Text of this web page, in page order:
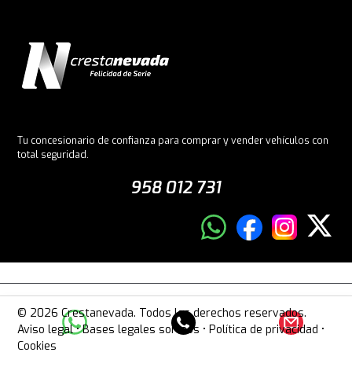
Tu concesionario de confianza para comprar y vender vehículos con
total seguridad.
958 012 731
© 2026 Crestanevada. Todos los derechos reservados.
Aviso legal•Bases legales sorteos •Política de privacidad •
Cookies